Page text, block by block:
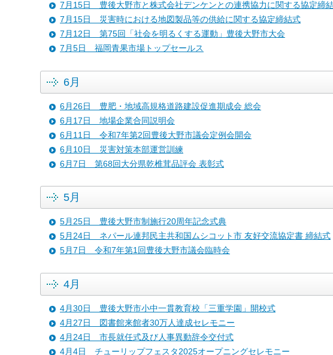
7月15日 豊後大野市と株式会社デンケンとの連携協力に関する協定締
7月15日 災害時における地図製品等の供給に関する協定締結式
7月12日 第75回「社会を明るくする運動」豊後大野市大会
7月5日 福岡青果市場トップセールス
6月
6月26日 豊肥・地域高規格道路建設促進期成会 総会
6月17日 地場企業合同説明会
6月11日 令和7年第2回豊後大野市議会定例会開会
6月10日 災害対策本部運営訓練
6月7日 第68回大分県乾椎茸品評会 表彰式
5月
5月25日 豊後大野市制施行20周年記念式典
5月24日 ネパール連邦民主共和国ムシコット市 友好交流協定書 締結式
5月7日 令和7年第1回豊後大野市議会臨時会
4月
4月30日 豊後大野市小中一貫教育校「三重学園」開校式
4月27日 図書館来館者30万人達成セレモニー
4月24日 市長就任式及び人事異動辞令交付式
4月4日 チューリップフェスタ2025オープニングセレモニー